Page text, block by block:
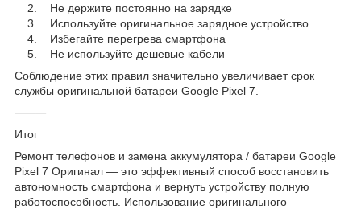
2. Не держите постоянно на зарядке
3. Используйте оригинальное зарядное устройство
4. Избегайте перегрева смартфона
5. Не используйте дешевые кабели
Соблюдение этих правил значительно увеличивает срок
службы оригинальной батареи Google Pixel 7.
⸻
Итог
Ремонт телефонов и замена аккумулятора / батареи Google
Pixel 7 Оригинал — это эффективный способ восстановить
автономность смартфона и вернуть устройству полную
работоспособность. Использование оригинального